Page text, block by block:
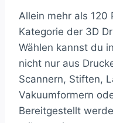
Allein mehr als 120
Kategorie der 3D
Wählen kannst du
nicht nur aus
Scannern, Stiften,
Vakuumformern
Bereitgestellt